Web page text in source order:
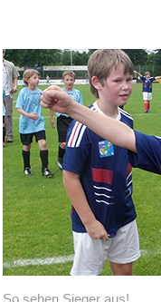
So sehen Sieger aus!